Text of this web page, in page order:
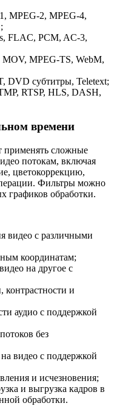
MPEG-2, MPEG-4,
FLAC, PCM, AC-3,
MPEG-TS, WebM,
DVD субтитры, Teletext;
RTSP, HLS, DASH,
времени
применять сложные
потокам, включая
цветокоррекцию,
Фильтры можно
графиков обработки.
видео с различными
координатам;
на другое с
контрастности и
аудио с поддержкой
без
видео с поддержкой
и исчезновения;
и выгрузка кадров в
обработки.